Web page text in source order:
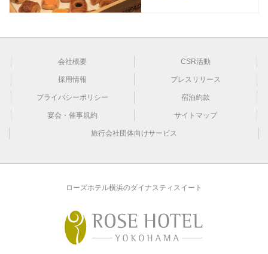
会社概要 CSR活動
採用情報 プレスリリース
プライバシーポリシー 宿泊約款
宴会・催事規約 サイトマップ
旅行会社団体向けサービス
ローズホテル横浜のダイナスティスイート